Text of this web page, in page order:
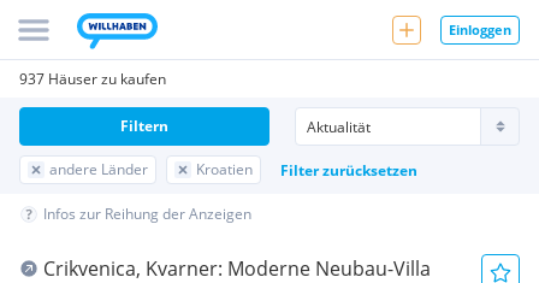
Einloggen
937 Häuser zu kaufen
andere Länder Kroatien Filter zurücksetzen
Filtern
Infos zur Reihung der Anzeigen
Crikvenica, Kvarner: Moderne Neubau-Villa